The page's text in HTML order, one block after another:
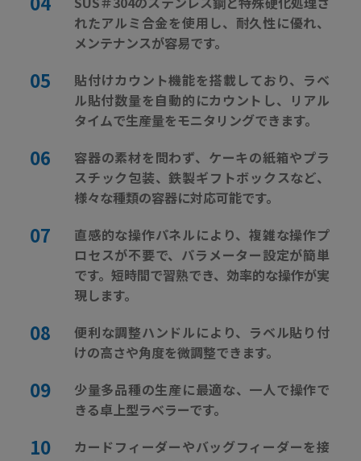
れたアルミ合金を使用し、耐久性に優れ、
メンテナンスが容易です。
貼付けカウント機能を搭載しており、ラベ
ル貼付数量を自動的にカウントし、リアル
タイムで生産量をモニタリングできます。
容器の素材を問わず、ケーキの紙箱やプラ
スチック包装、鉄製ギフトボックスなど、
様々な種類の容器に対応可能です。
直感的な操作パネルにより、複雑な操作プ
ロセスが不要で、パラメーター設定が簡単
です。短時間で習熟でき、効率的な操作が実
現します。
便利な調整ハンドルにより、ラベル貼り付
けの高さや角度を微調整できます。
少量多品種の生産に最適な、一人で操作で
きる卓上型ラベラーです。
カードフィーダーやバッグフィーダーを接